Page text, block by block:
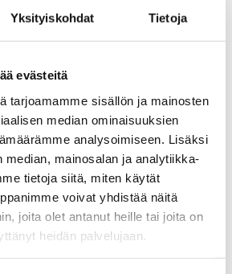
Yksityiskohdat Tietoja
evästeitä
tarjoamamme sisällön ja mainosten
median ominaisuuksien
analysoimiseen. Lisäksi
median, mainosalan ja analytiikka-
tietoja siitä, miten käytät
voivat yhdistää näitä
joita olet antanut heille tai joita on
heidän palvelujaan.